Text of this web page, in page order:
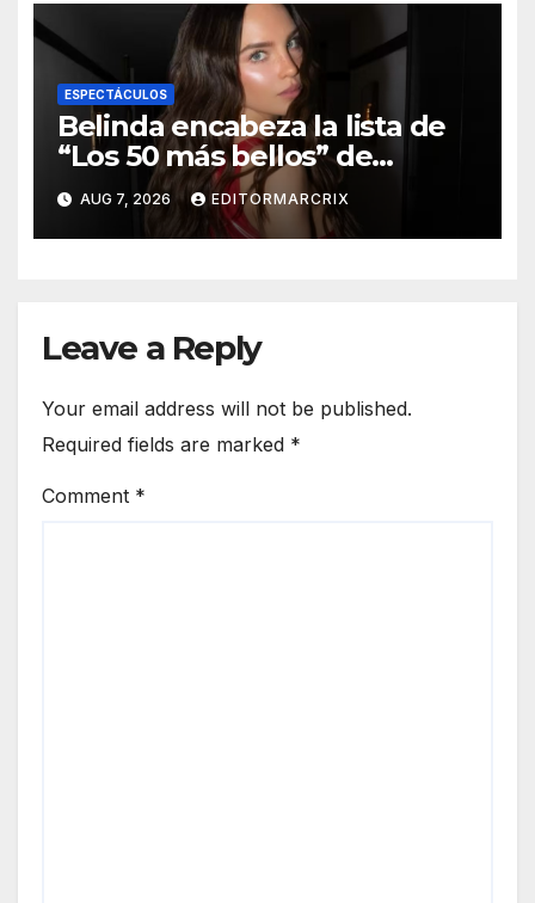
ESPECTÁCULOS
Belinda encabeza la lista de
“Los 50 más bellos” de
People en Español 2026
AUG 7, 2026 EDITORMARCRIX
Leave a Reply
Your email address will not be published.
Required fields are marked *
Comment *